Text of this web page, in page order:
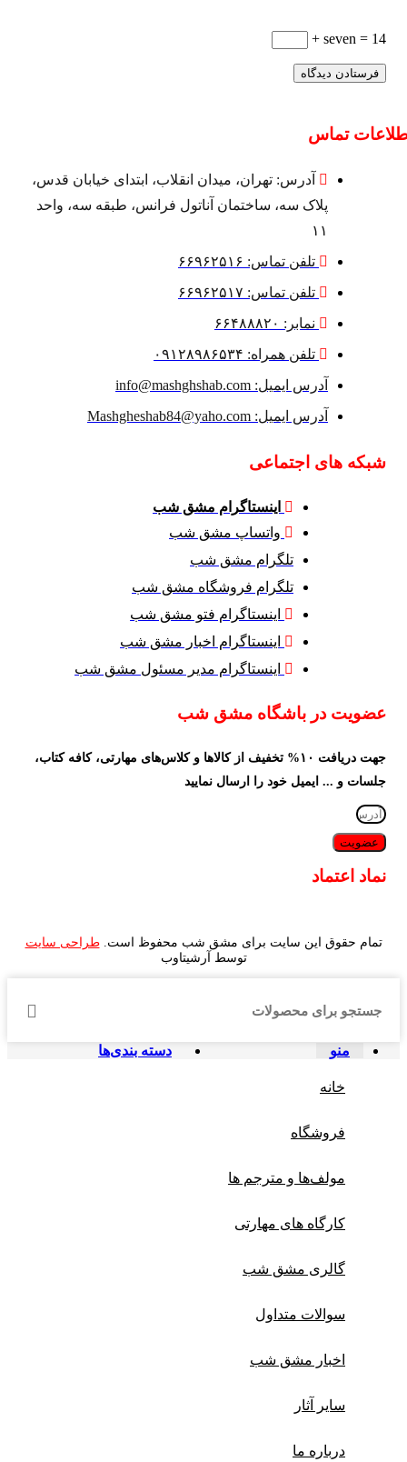
+ seven = 14
تماس
آدرس: تهران، میدان انقلاب، ابتدای خیابان قدس،
پلاک سه، ساختمان آناتول فرانس، طبقه سه، واحد
۱۱
تلفن تماس: ۶۶۹۶۲۵۱۶
تلفن تماس: ۶۶۹۶۲۵۱۷
نمابر: ۶۶۴۸۸۸۲۰
تلفن همراه: ۰۹۱۲۸۹۸۶۵۳۴
آدرس ایمیل: info@mashghshab.com
آدرس ایمیل: Mashgheshab84@yaho.com
شبکه های اجتماعی
اینستاگرام مشق شب
واتساپ مشق شب
تلگرام مشق شب
تلگرام فروشگاه مشق شب
اینستاگرام فتو مشق شب
اینستاگرام اخبار مشق شب
اینستاگرام مدیر مسئول مشق شب
عضویت در باشگاه مشق شب
جهت دریافت ۱۰% تخفیف از کالاها و کلاس‌های مهارتی، کافه کتاب،
جلسات و ... ایمیل خود را ارسال نمایید
عضویت
نماد اعتماد
تمام حقوق این سایت برای مشق شب محفوظ است. طراحی سایت
توسط آرشیتاوب
منو دسته بندی‌ها
خانه
فروشگاه
مولف‌ها و مترجم ها
کارگاه های مهارتی
گالری مشق شب
سوالات متداول
اخبار مشق شب
سایر آثار
درباره ما